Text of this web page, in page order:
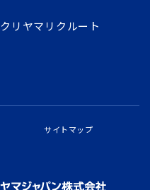
クリヤマリクルート
サイトマップ